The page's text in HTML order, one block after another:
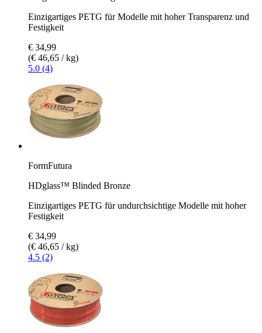
Einzigartiges PETG für Modelle mit hoher Transparenz und
Festigkeit
€ 34,99
(€ 46,65 / kg)
5.0 (4)
FormFutura
HDglass™ Blinded Bronze
Einzigartiges PETG für undurchsichtige Modelle mit hoher
Festigkeit
€ 34,99
(€ 46,65 / kg)
4.5 (2)